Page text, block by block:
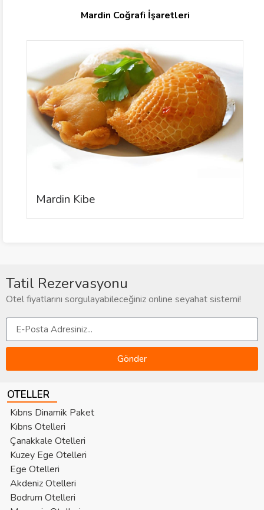
Mardin Coğrafi İşaretleri
Mardin Kibe
Tatil Rezervasyonu
Otel fiyatlarını sorgulayabileceğiniz online seyahat sistemi!
Gönder
OTELLER
Kıbrıs Dinamik Paket
Kıbrıs Otelleri
Çanakkale Otelleri
Kuzey Ege Otelleri
Ege Otelleri
Akdeniz Otelleri
Bodrum Otelleri